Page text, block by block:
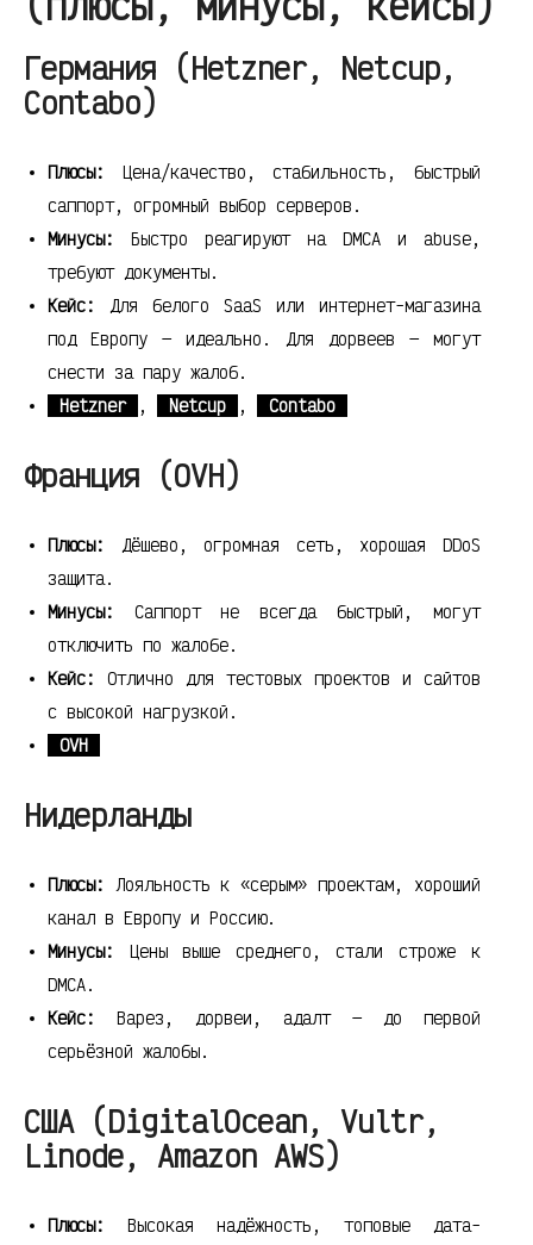
Германия (Hetzner, Netcup,
Contabo)
Плюсы:
Цена/качество, стабильность, быстрый
саппорт, огромный выбор серверов.
Минусы:
Быстро реагируют на DMCA и abuse,
требуют документы.
Кейс:
Для белого SaaS или интернет-магазина
под Европу — идеально. Для дорвеев — могут
снести за пару жалоб.
Hetzner
, Netcup , Contabo
Франция (OVH)
Плюсы:
Дёшево, огромная сеть, хорошая DDoS
защита.
Минусы:
Саппорт не всегда быстрый, могут
отключить по жалобе.
Кейс:
Отлично для тестовых проектов и сайтов
с высокой нагрузкой.
OVH
Нидерланды
Плюсы:
Лояльность к «серым» проектам, хороший
канал в Европу и Россию.
Минусы:
Цены выше среднего, стали строже к
DMCA.
Кейс:
Варез, дорвеи, адалт — до первой
серьёзной жалобы.
США (DigitalOcean, Vultr,
Linode, Amazon AWS)
Плюсы:
Высокая надёжность, топовые дата-